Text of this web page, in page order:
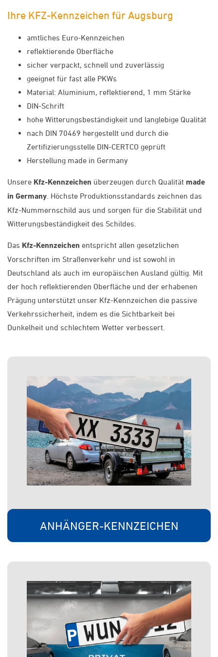
Ihre KFZ-Kennzeichen für Augsburg
amtliches Euro-Kennzeichen
reflektierende Oberfläche
sicher verpackt, schnell und zuverlässig
geeignet für fast alle PKWs
Material: Aluminium, reflektierend, 1 mm Stärke
DIN-Schrift
hohe Witterungsbeständigkeit und langlebige Qualität
nach DIN 70469 hergestellt und durch die
Zertifizierungsstelle DIN-CERTCO geprüft
Herstellung made in Germany
Unsere Kfz-Kennzeichen überzeugen durch Qualität made
in Germany . Höchste Produktionsstandards zeichnen das
Kfz-Nummernschild aus und sorgen für die Stabilität und
Witterungsbeständigkeit des Schildes.
Das Kfz-Kennzeichen entspricht allen gesetzlichen
Vorschriften im Straßenverkehr und ist sowohl in
Deutschland als auch im europäischen Ausland gültig. Mit
der hoch reflektierenden Oberfläche und der erhabenen
Prägung unterstützt unser Kfz-Kennzeichen die passive
Verkehrssicherheit, indem es die Sichtbarkeit bei
Dunkelheit und schlechtem Wetter verbessert.
ANHÄNGER-KENNZEICHEN